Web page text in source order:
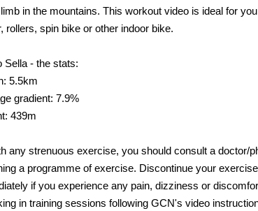
in the mountains. This workout video is ideal for
rollers, spin bike or other indoor bike.
Sella - the stats:
5.5km
gradient: 7.9%
439m
any strenuous exercise, you should consult a doctor/
a programme of exercise. Discontinue your
if you experience any pain, dizziness or
in training sessions following GCN's video